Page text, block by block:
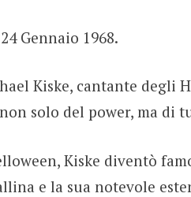
Gennaio 1968.
Kiske, cantante degli
solo del power, ma di
Kiske diventò
e la sua notevole